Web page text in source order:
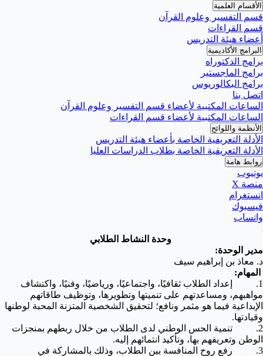
الأقسام العلمية
قسم التفسير وعلوم القرآن
قسم القراءات
أعضاء هيئة التدريس
البرامج الأكاديمية
برامج الدكتوراه
برامج الماجستير
برامج البكالوريوس
اتصل بنا
الساعات المكتبية لأعضاء قسم التفسير وعلوم القرآن
الساعات المكتبية لأعضاء قسم القراءات
الأنظمة واللوائح
الأدلة التعريفية الخاصة بأعضاء هيئة التدريس
الأدلة التعريفية الخاصة بطلاب الدراسات العليا
روابط هامة
يوتيوب
منصة X
انستغرام
فيسبوك
واتساب
وحدة النشاط الطلابي
مدير الوحدة:
د. معاذ بن إبراهيم سيف
المهام:
1. إعداد الطلاب ثقافيًا، واجتماعيًا، ورياضيًا، وفنيًا، واكتشاف
مواهبهم، ومساعدتهم على تنميتها وتطويرها، وتوظيف طاقاتهم
الإبداعية فيما هو مثمر ونافع؛ لتحقيق الشخصية المتزنة المحبة لوطنها
وقيادتها.
2. تنمية الحس الوطني لدى الطلاب من خلال ربطهم بمنجزات
الوطن وتعريفهم بها، وتأكيد انتمائهم إليه.
3. رفع روح المنافسة بين الطلاب، وذلك بالمشاركة في